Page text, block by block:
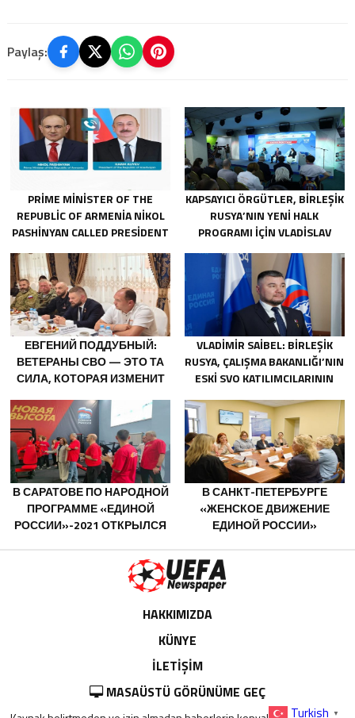
Paylaş:
PRIME MINISTER OF THE
REPUBLIC OF ARMENIA NIKOL
PASHINYAN CALLED PRESIDENT
AZERBAIJAN ILHAM ALIYEV
KAPSAYICI ÖRGÜTLER, BIRLEŞIK
RUSYA’NIN YENI HALK
PROGRAMI IÇIN VLADISLAV
ЕВГЕНИЙ ПОДДУБНЫЙ:
ВЕТЕРАНЫ СВО — ЭТО ТА
СИЛА, КОТОРАЯ ИЗМЕНИТ
VLADIMIR SAIBEL: BIRLEŞIK
RUSYA, ÇALIŞMA BAKANLIĞI’NIN
ESKI SVO KATILIMCILARININ
SÜRECINI BASITLEŞTIRME
KARARINI DESTEKLIYOR
В САРАТОВЕ ПО НАРОДНОЙ
ПРОГРАММЕ «ЕДИНОЙ
РОССИИ»-2021 ОТКРЫЛСЯ
«НОВАЯ ВЫСОТА»
В САНКТ-ПЕТЕРБУРГЕ
«ЖЕНСКОЕ ДВИЖЕНИЕ
ЕДИНОЙ РОССИИ»
ПРЕДЛОЖЕНИЯ ПО
РАЗВИТИЮ ГОРОДСКИХ
ПРОГРАММ ПОДДЕРЖКИ
HAKKIMIZDA
KÜNYE
İLETİŞİM
MASAÜSTÜ GÖRÜNÜME GEÇ
Turkish ▼